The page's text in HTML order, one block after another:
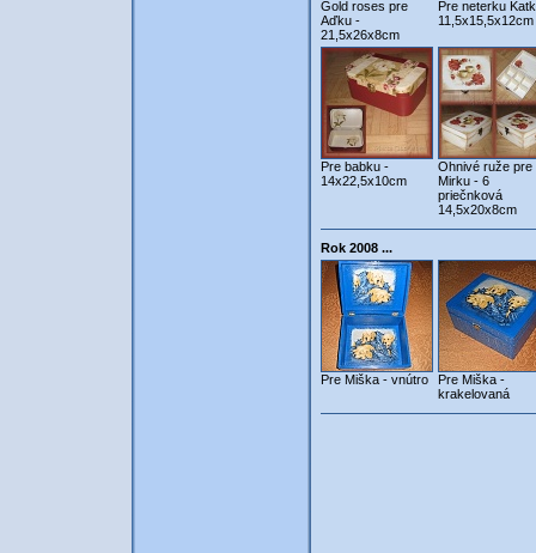
Gold roses pre
Aďku -
21,5x26x8cm
Pre neterku
11,5x15,5x12cm
Pre babku -
14x22,5x10cm
Ohnivé ruže pre
Mirku - 6
priečnková
14,5x20x8cm
Rok 2008 ...
Pre Miška - vnútro
Pre Miška -
krakelovaná